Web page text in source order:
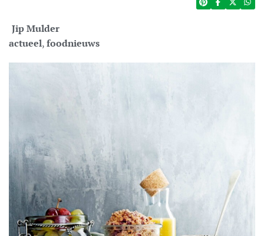
Jip Mulder
actueel,foodnieuws